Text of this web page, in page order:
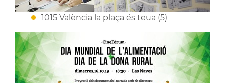
1015 València la plaça és teua (5)